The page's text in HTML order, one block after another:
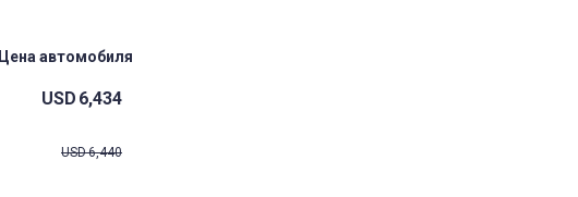
Цена автомобиля
USD 6,434
USD6,440